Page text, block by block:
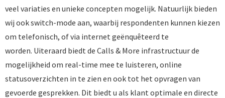
veel variaties en unieke concepten mogelijk. Natuurlijk bieden
wij ook switch-mode aan, waarbij respondenten kunnen kiezen
om telefonisch, of via internet geënquêteerd te
worden. Uiteraard biedt de Calls & More infrastructuur de
mogelijkheid om real-time mee te luisteren, online
statusoverzichten in te zien en ook tot het opvragen van
gevoerde gesprekken. Dit biedt u als klant optimale en directe